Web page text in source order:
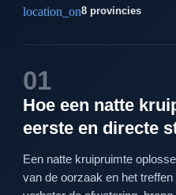
location_on8 provincies
01
Hoe een natte
eerste en directe
Een natte kruipruimte
van de oorzaak en het